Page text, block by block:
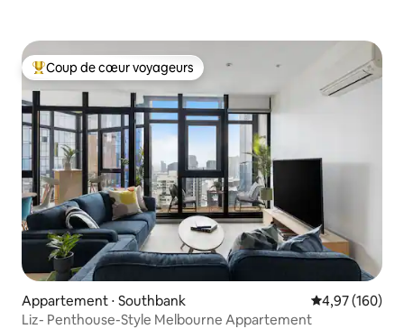
Coups de cœur voyageurs les plus appréciés
Coup de cœur voyageurs
Appartement ⋅ Southbank Évaluation
4,97 (160)
Liz- Penthouse-Style Melbourne Appartement